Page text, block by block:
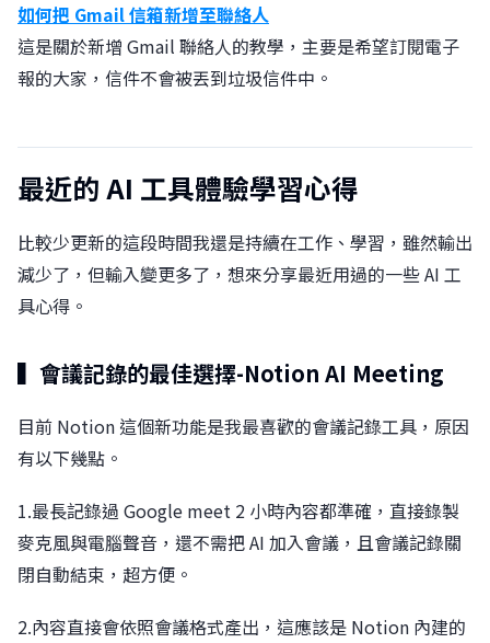
如何把 Gmail 信箱新增至聯絡人
這是關於新增 Gmail 聯絡人的教學，主要是希望訂閱電子
報的大家，信件不會被丟到垃圾信件中。
最近的 AI 工具體驗學習心得
比較少更新的這段時間我還是持續在工作、學習，雖然輸出
減少了，但輸入變更多了，想來分享最近用過的一些 AI 工
具心得。
▍會議記錄的最佳選擇-Notion AI Meeting
目前 Notion 這個新功能是我最喜歡的會議記錄工具，原因
有以下幾點。󠀠
1.最長記錄過 Google meet 2 小時內容都準確，直接錄製
麥克風與電腦聲音，還不需把 AI 加入會議，且會議記錄關
閉自動結束，超方便。
2.內容直接會依照會議格式產出，這應該是 Notion 內建的